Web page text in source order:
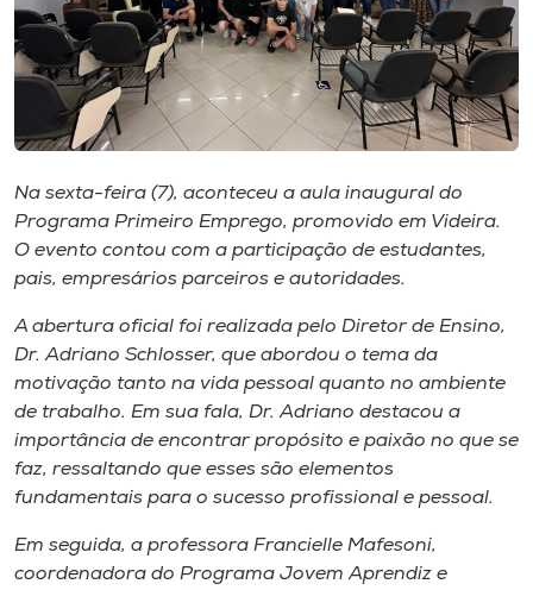
CPA
Biblioteca
Editora
Rádio
Museu
Unoesc
Store
Selecione
Na sexta-feira (7), aconteceu a aula inaugural do
Programa Primeiro Emprego, promovido em Videira.
O evento contou com a participação de estudantes,
pais, empresários parceiros e autoridades.
A abertura oficial foi realizada pelo Diretor de Ensino,
Dr. Adriano Schlosser, que abordou o tema da
motivação tanto na vida pessoal quanto no ambiente
de trabalho. Em sua fala, Dr. Adriano destacou a
importância de encontrar propósito e paixão no que se
faz, ressaltando que esses são elementos
fundamentais para o sucesso profissional e pessoal.
Em seguida, a professora Francielle Mafesoni,
coordenadora do Programa Jovem Aprendiz e